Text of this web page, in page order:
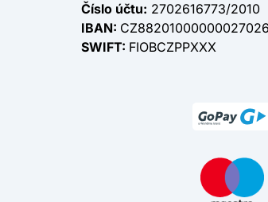
Číslo účtu: 2702616773/2010
IBAN:
SWIFT: FIOBCZPPXXX